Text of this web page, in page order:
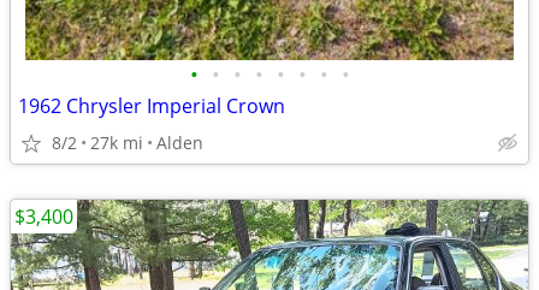
• • • • • • • •
1962 Chrysler Imperial Crown
8/2 27k mi Alden
$3,400